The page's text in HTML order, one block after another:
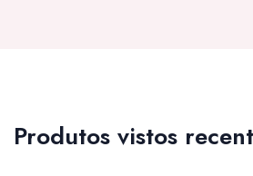
Produtos vistos